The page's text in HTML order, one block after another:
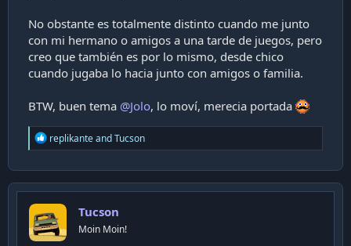
No obstante es totalmente distinto cuando me junto
con mi hermano o amigos a una tarde de juegos, pero
creo que también es por lo mismo, desde chico
cuando jugaba lo hacia junto con amigos o familia.
BTW, buen tema @Jolo, lo moví, merecia portada
R
e
c
t
o
n
s
replikanteandTucson
Tucson
Moin Moin!